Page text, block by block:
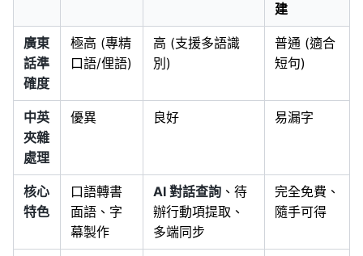
建
廣東
話準
確度
極高 (專精
口語/俚語)
高 (支援多語識
別)
普通 (適合
短句)
中英
夾雜
處理
優異 良好 易漏字
核心
特色
口語轉書
面語、字
幕製作
AI 對話查詢 、待
辦行動項提取、
多端同步
完全免費、
隨手可得